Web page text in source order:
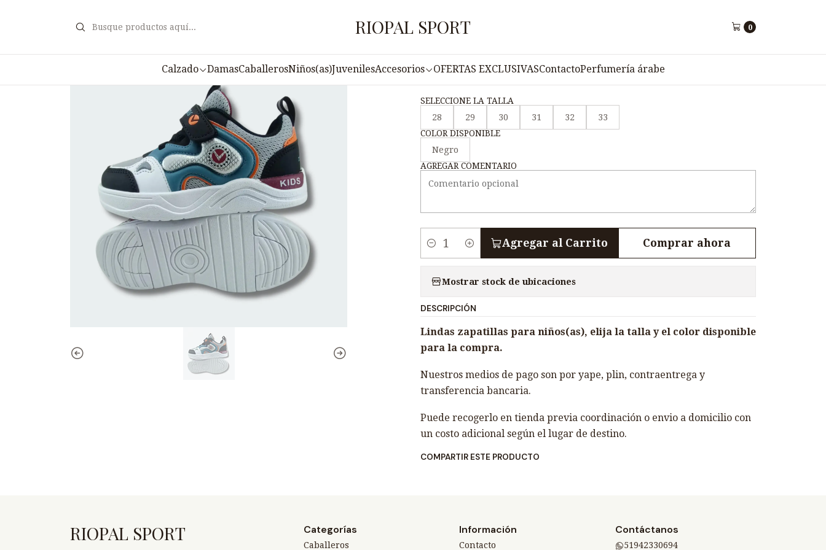
RIOPAL SPORT 0
Calzado DamasCaballerosNiños(as)JuvenilesAccesorios OFERTAS EXCLUSIVASContactoPerfumería árabe
|
Zapatillas de niños(a) NM6
SELECCIONE LA TALLA
28
29 30 31 32
33
COLOR DISPONIBLE
Negro
AGREGAR COMENTARIO
i
d
a
Agregar al Carrito Comprar ahora
Mostrar stock de ubicaciones
DESCRIPCIÓN
Lindas zapatillas para niños(as), elija la talla y el color disponible
para la compra.
Nuestros medios de pago son por yape, plin, contraentrega y
transferencia bancaria.
Puede recogerlo en tienda previa coordinación o envio a domicilio con
un costo adicional según el lugar de destino.
COMPARTIR ESTE PRODUCTO
RIOPAL SPORT Categorías
Caballeros
Información
Contacto
Contáctanos
51942330694